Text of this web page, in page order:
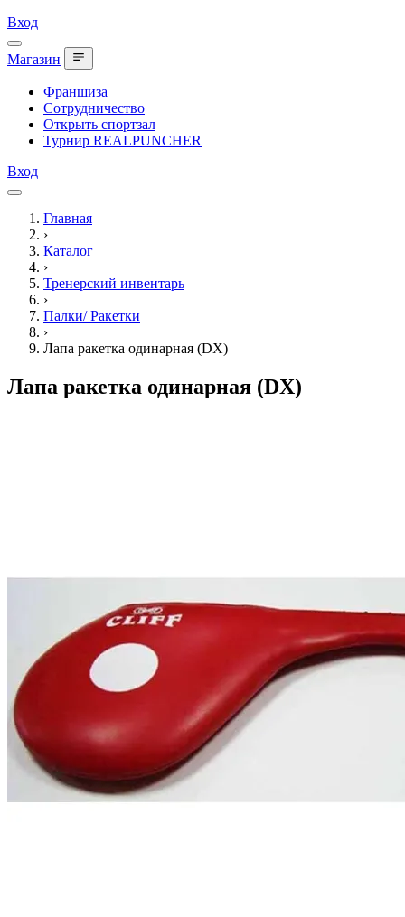
Вход
Магазин
Франшиза
Сотрудничество
Открыть спортзал
Турнир REALPUNCHER
Вход
Главная
›
Каталог
›
Тренерский инвентарь
›
Палки/ Ракетки
›
Лапа ракетка одинарная (DX)
Лапа ракетка одинарная (DX)